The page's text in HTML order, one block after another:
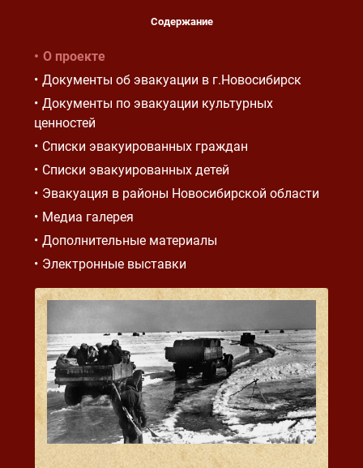
Содержание
О проекте
Документы об эвакуации в г.Новосибирск
Документы по эвакуации культурных
ценностей
Списки эвакуированных граждан
Списки эвакуированных детей
Эвакуация в районы Новосибирской области
Медиа галерея
Дополнительные материалы
Электронные выставки